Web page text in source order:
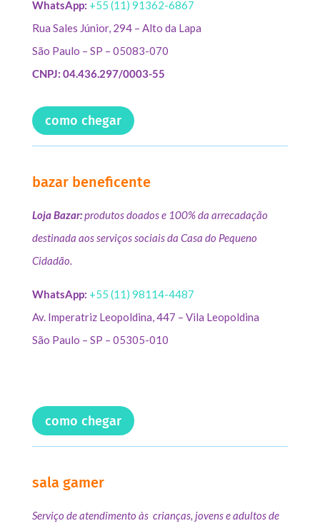
WhatsApp: +55 (11) 91362-6867
Rua Sales Júnior, 294 – Alto da Lapa
São Paulo – SP – 05083-070
CNPJ: 04.436.297/0003-55
como chegar
bazar beneficente
Loja Bazar:produtos doados e 100% da arrecadação
destinada aos serviços sociais da Casa do Pequeno
Cidadão.
WhatsApp: +55 (11) 98114-4487
Av. Imperatriz Leopoldina, 447 – Vila Leopoldina
São Paulo – SP – 05305-010
como chegar
sala gamer
Serviço de atendimento às crianças, jovens e adultos de